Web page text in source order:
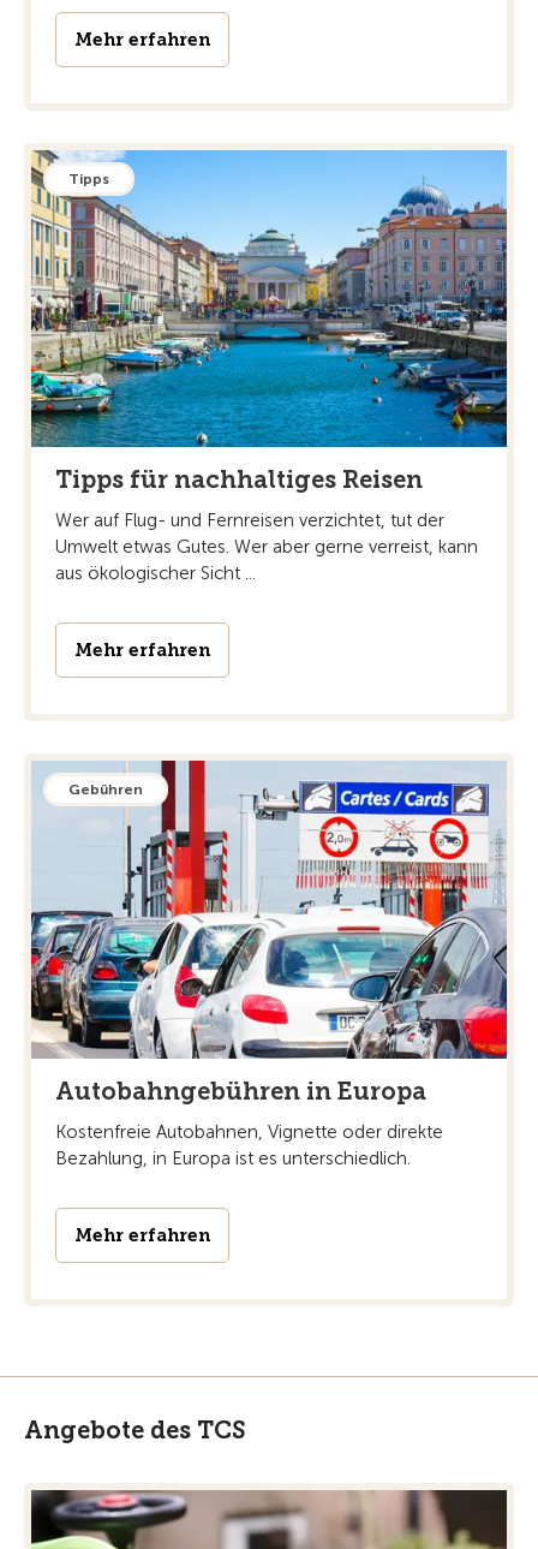
Mehr erfahren
Tipps
Tipps für nachhaltiges Reisen
Wer auf Flug- und Fernreisen verzichtet, tut der
Umwelt etwas Gutes. Wer aber gerne verreist, kann
aus ökologischer Sicht ...
Mehr erfahren
Gebühren
Autobahngebühren in Europa
Kostenfreie Autobahnen, Vignette oder direkte
Bezahlung, in Europa ist es unterschiedlich.
Mehr erfahren
Angebote des TCS